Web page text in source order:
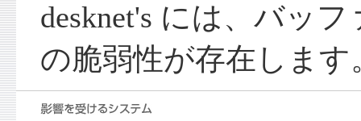
desknet's には、バッ
の脆弱性が存在します